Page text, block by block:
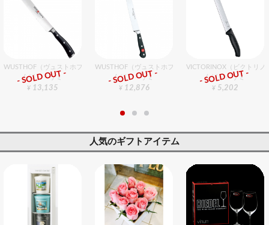
WUSTHOF（ヴュストホフ） クラシックアイコン ブレッドナイフ（両刃） 20cm
包丁・ハサミ
¥ 13,135
- SOLD OUT -
WUSTHOF（ヴュストホフ） クラシック ブレッドナイ
包丁・ハサミ
¥ 12,876
- SOLD OUT -
VICTORINOX（ビクトリ
包丁・ハサミ
¥ 5,202
- SOLD OUT -
人気のギフトアイテム